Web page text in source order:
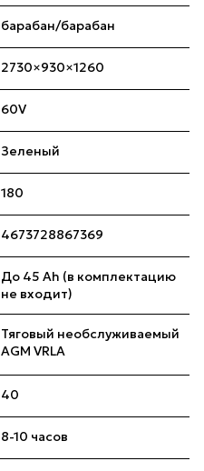
барабан/барабан
2730×930×1260
60V
Зеленый
180
4673728867369
До 45 Ah (в комплектацию
не входит)
Тяговый необслуживаемый
AGM VRLA
40
8-10 часов